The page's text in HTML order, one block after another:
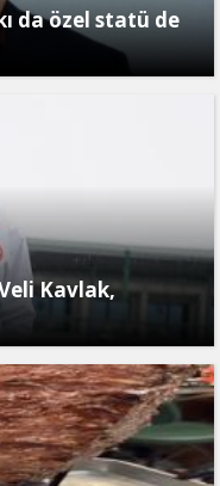
da özel statü de
Kavlak,